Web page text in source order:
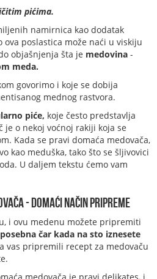
pićima.
namirnica kao dodatak
poslastica može naći u viskiju
objašnjenja šta je medovina -
meda.
govorimo i koje se dobija
mednog rastvora.
piće, koje često predstavlja
je o nekoj voćnoj rakiji koja se
Kada se pravi domaća medovača,
kao meduška, tako što se šljivovici
U daljem tekstu ćemo vam
- domaći način pripreme
i ovu medenu možete pripremiti
posebna čar kada na sto iznesete
vas pripremili recept za medovaču